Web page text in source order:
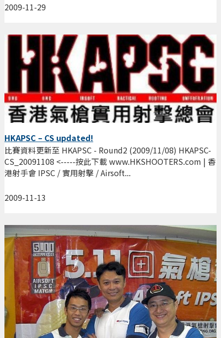
2009-11-29
HKAPSC – CS updated!
2009-11-13
比賽資料更新至 HKAPSC - Round2 (2009/11/08) HKAPSC-
CS_20091108 <-----按此下載 www.HKSHOOTERS.com | 香
港射手會 IPSC / 實用射擊 / Airsoft...